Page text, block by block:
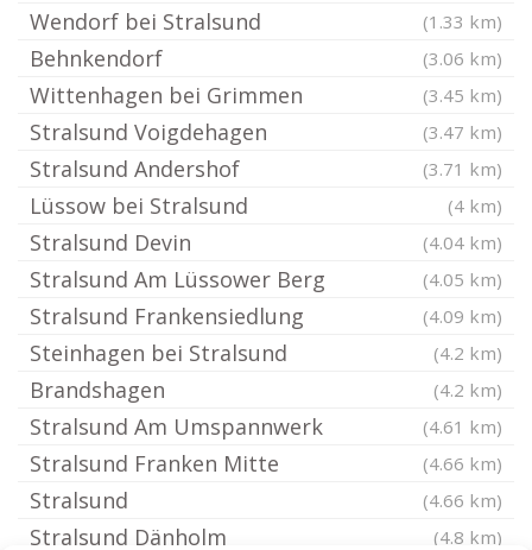
Wendorf bei Stralsund (1.33 km)
Behnkendorf (3.06 km)
Wittenhagen bei Grimmen (3.45 km)
Stralsund Voigdehagen (3.47 km)
Stralsund Andershof (3.71 km)
Lüssow bei Stralsund (4 km)
Stralsund Devin (4.04 km)
Stralsund Am Lüssower Berg (4.05 km)
Stralsund Frankensiedlung (4.09 km)
Steinhagen bei Stralsund (4.2 km)
Brandshagen (4.2 km)
Stralsund Am Umspannwerk (4.61 km)
Stralsund Franken Mitte (4.66 km)
Stralsund (4.66 km)
Stralsund Dänholm (4.8 km)